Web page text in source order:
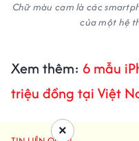
Chữ màu cam là các
của một hệ
Xem thêm: 6 mẫu
triệu đồng tại Việt
×